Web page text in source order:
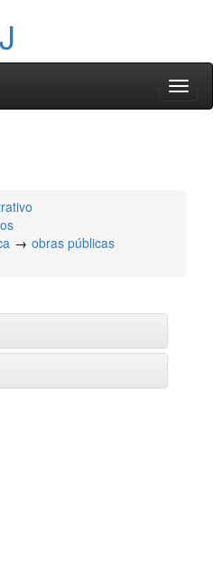
obras públicas